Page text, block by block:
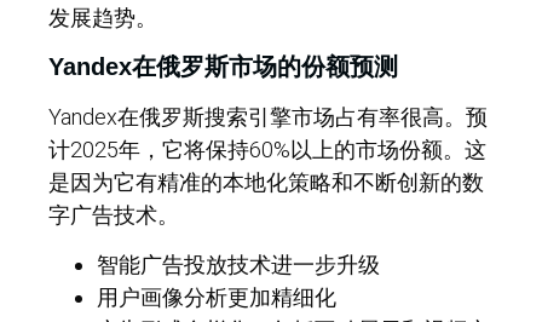
发展趋势。
Yandex在俄罗斯市场的份额预测
Yandex在俄罗斯搜索引擎市场占有率很高。预
计2025年，它将保持60%以上的市场份额。这
是因为它有精准的本地化策略和不断创新的数
字广告技术。
智能广告投放技术进一步升级
用户画像分析更加精细化